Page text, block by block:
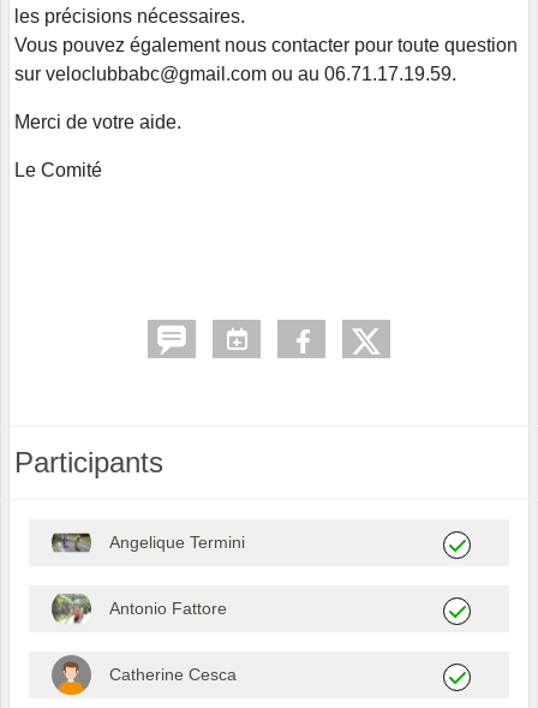
les précisions nécessaires.
Vous pouvez également nous contacter pour toute question
sur veloclubbabc@gmail.com ou au 06.71.17.19.59.
Merci de votre aide.
Le Comité
Participants
Angelique Termini
Antonio Fattore
Catherine Cesca